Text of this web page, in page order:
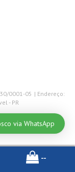
--
0001-05 | Endereço:
- PR
via WhatsApp